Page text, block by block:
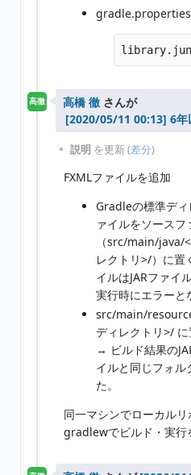
gradle.properties
高徹 高橋 徹 さんが
6年
説明 を更新 (差分)
FXMLファイルを追加
Gradleの標準デ
ァイルをソース
（src/main/java/
レクトリ>/）に置
イルはJARファイ
実行時にエラーと
src/main/
ディレクトリ>/ に
→ ビルド結果の
イルと同じフォル
た。
同一マシンでローカル
gradlewでビルド・実行